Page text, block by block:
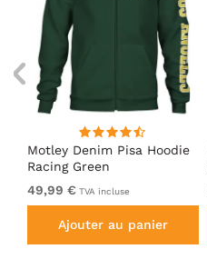
Motley Denim Pisa Hoodie
Racing Green
49,99 € TVA incluse
Ajouter au panier